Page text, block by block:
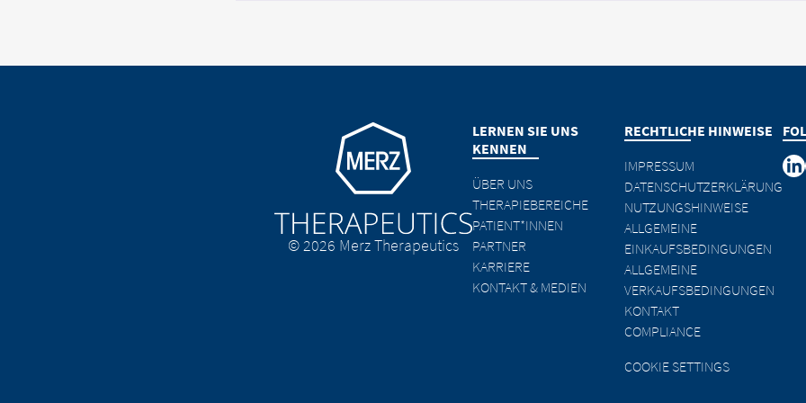
Go to homepage
© 2026 Merz Therapeutics
LERNEN SIE UNS
KENNEN
ÜBER UNS
THERAPIEBEREICHE
PATIENT*INNEN
PARTNER
KARRIERE
KONTAKT & MEDIEN
RECHTLICHE HINWEISE
IMPRESSUM
DATENSCHUTZERKLÄRUNG
NUTZUNGSHINWEISE
ALLGEMEINE
EINKAUFSBEDINGUNGEN
ALLGEMEINE
VERKAUFSBEDINGUNGEN
KONTAKT
COMPLIANCE
COOKIE SETTINGS